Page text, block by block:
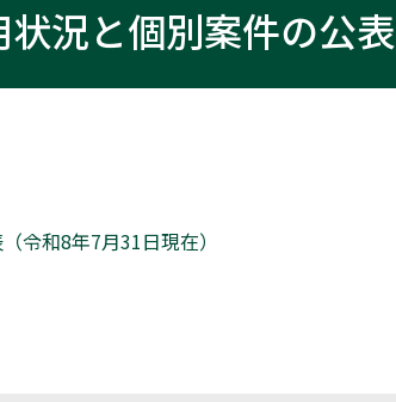
況と個別案件の公表
令和8年7月31日現在）